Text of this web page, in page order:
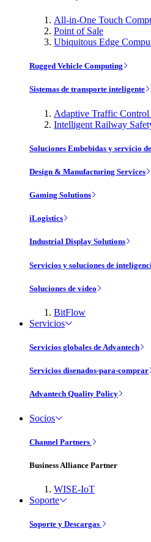
All-in-One Touch
Point of Sale
Ubiquitous Edge
Rugged Vehicle Computing
Sistemas de transporte inteligente
Adaptive Traffic Control
Intelligent Railway
Soluciones Embebidas y servicio
Design & Manufacturing Services
Gaming Solutions
iLogistics
Industrial Display Solutions
Servicios y soluciones de
Soluciones de vídeo
BitFlow
Servicios
Servicios globales de Advantech
Servicios disenados-para-comprar
Advantech Quality Policy
Socios
Channel Partners
Business Alliance Partner
WISE-IoT
Soporte
Soporte y Descargas